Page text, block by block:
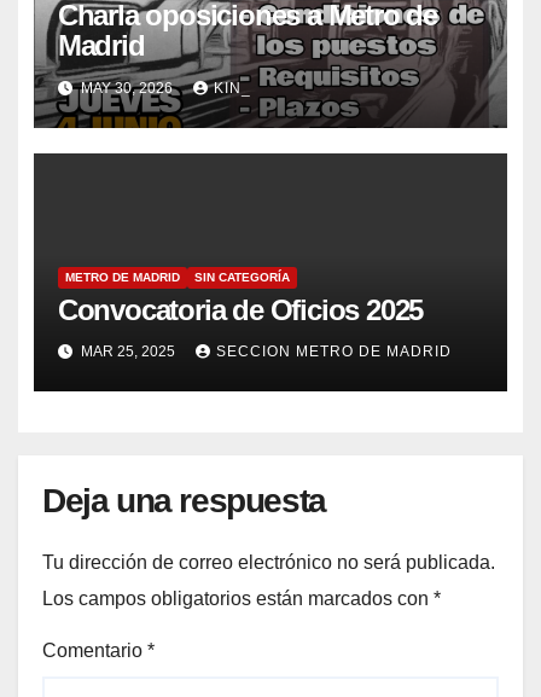
Charla oposiciones a Metro de
Madrid
MAY 30, 2026 KIN_
METRO DE MADRID SIN CATEGORÍA
Convocatoria de Oficios 2025
MAR 25, 2025 SECCION METRO DE MADRID
Deja una respuesta
Tu dirección de correo electrónico no será publicada.
Los campos obligatorios están marcados con *
Comentario *